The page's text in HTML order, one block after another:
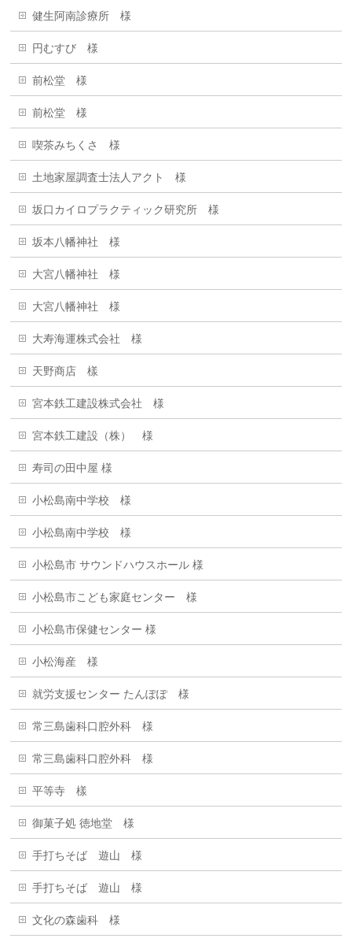
健生阿南診療所 様
円むすび 様
前松堂 様
前松堂 様
喫茶みちくさ 様
土地家屋調査士法人アクト 様
坂口カイロプラクティック研究所 様
坂本八幡神社 様
大宮八幡神社 様
大宮八幡神社 様
大寿海運株式会社 様
天野商店 樣
宮本鉄工建設株式会社 様
宮本鉄工建設（株） 様
寿司の田中屋 様
小松島南中学校 様
小松島南中学校 様
小松島市 サウンドハウスホール 様
小松島市こども家庭センター 様
小松島市保健センター 様
小松海産 様
就労支援センター たんぽぽ 様
常三島歯科口腔外科 様
常三島歯科口腔外科 様
平等寺 樣
御菓子処 徳地堂 様
手打ちそば 遊山 様
手打ちそば 遊山 様
文化の森歯科 様